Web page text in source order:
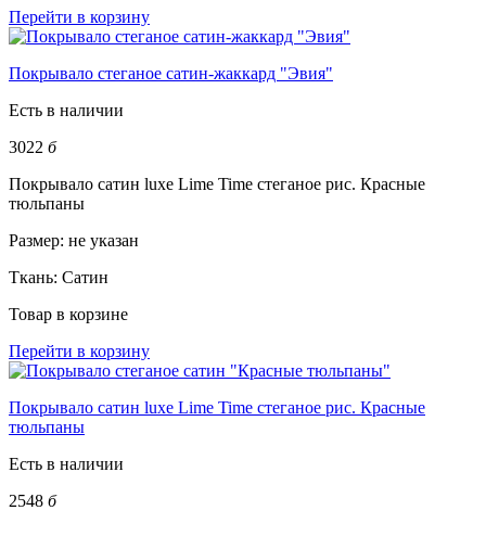
Перейти в корзину
Покрывало стеганое сатин-жаккард "Эвия"
Есть в наличии
3022 б
Покрывало сатин luxe Lime Time стеганое рис. Красные
тюльпаны
Размер: не указан
Ткань: Сатин
Товар в корзине
Перейти в корзину
Покрывало сатин luxe Lime Time стеганое рис. Красные
тюльпаны
Есть в наличии
2548 б